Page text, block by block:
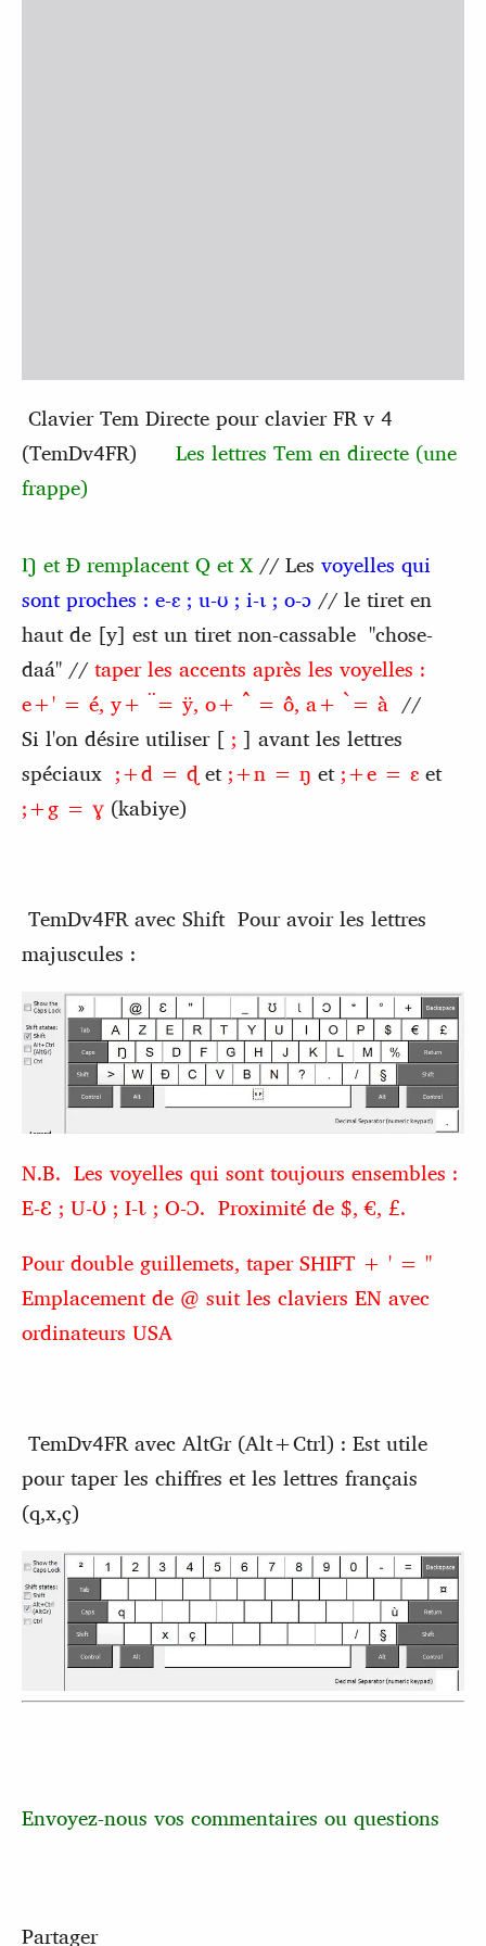
Clavier Tem Directe pour clavier FR v 4
(TemDv4FR)
Les lettres Tem en directe (une
frappe)
Ŋ et Ɖ remplacent Q et X// Les voyelles qui
sont proches : e-ɛ ; u-ʊ ; i-ɩ ; o-ɔ// le tiret en
haut de [y] est un tiret non-cassable "chose-
daá" //taper les accents après les voyelles :
e+' = é, y+ ̈= ÿ, o+ ̂ = ô, a+ ̀= à //
Si l'on désire utiliser [ ; ] avant les lettres
spéciaux ;+d = ɖ et;+n = ŋ et;+e = ɛet
;+g = ɣ (kabiye)
TemDv4FR avec Shift Pour avoir les lettres
majuscules :
N.B. Les voyelles qui sont toujours ensembles :
E-Ɛ ; U-Ʊ ; I-Ɩ ; O-Ɔ. Proximité de $, €, £.
Pour double guillemets, taper SHIFT + ' = "
Emplacement de @ suit les claviers EN avec
ordinateurs USA
TemDv4FR avec AltGr (Alt+Ctrl) : Est utile
pour taper les chiffres et les lettres français
(q,x,ç)
Envoyez-nous vos commentaires ou questions
Partager